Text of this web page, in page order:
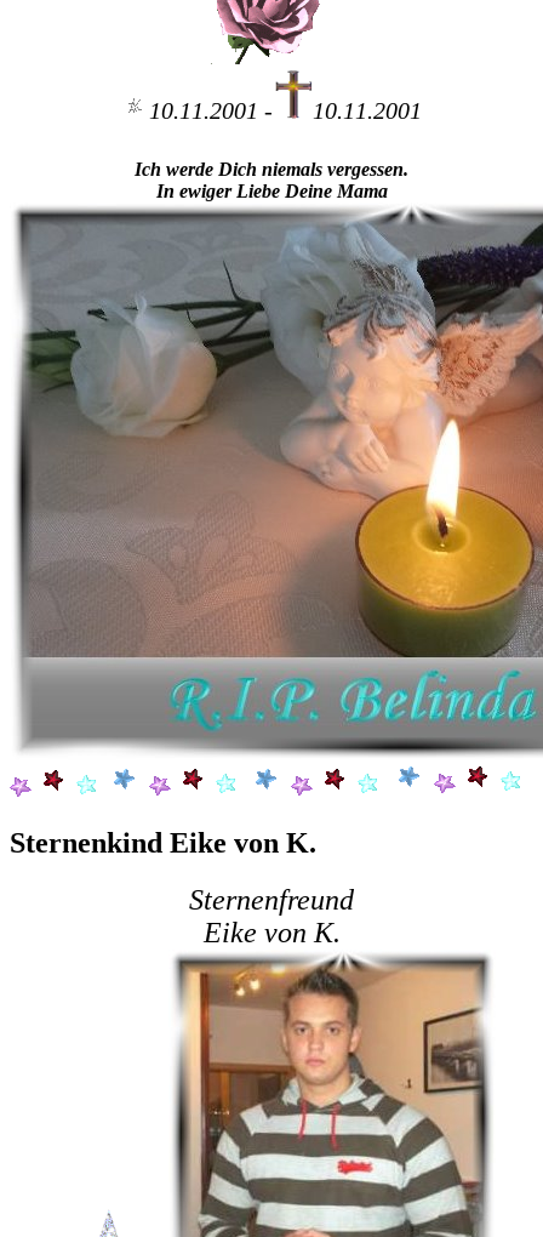
10.11.2001 - 10.11.2001
Ich werde Dich niemals vergessen.
In ewiger Liebe Deine Mama
Sternenkind Eike von K.
Sternenfreund
Eike von K.